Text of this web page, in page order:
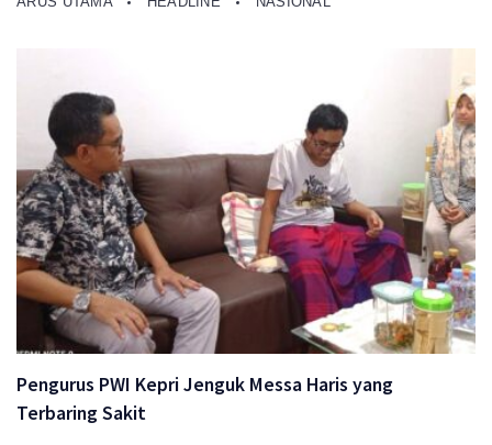
Pengurus PWI Kepri Jenguk Messa Haris yang
Terbaring Sakit